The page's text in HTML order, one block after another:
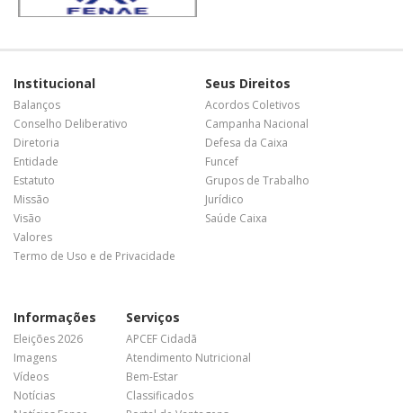
Institucional
Balanços
Conselho Deliberativo
Diretoria
Entidade
Estatuto
Missão
Visão
Valores
Termo de Uso e de Privacidade
Seus Direitos
Acordos Coletivos
Campanha Nacional
Defesa da Caixa
Funcef
Grupos de Trabalho
Jurídico
Saúde Caixa
Informações
Eleições 2026
Imagens
Vídeos
Notícias
Serviços
APCEF Cidadã
Atendimento Nutricional
Bem-Estar
Classificados